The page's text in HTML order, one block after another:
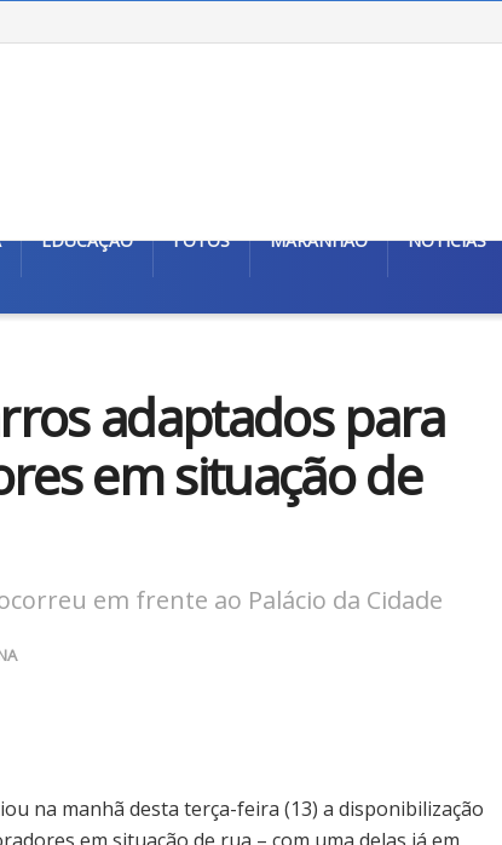
EDUCAÇÃO FOTOS MARANHÃO NOTÍCIAS
adaptados para
em situação de
em frente ao Palácio da Cidade
na manhã desta terça-feira (13) a disponibilização